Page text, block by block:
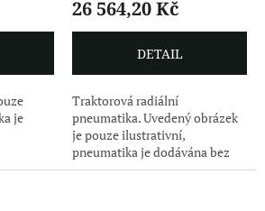
je
26 564,20 Kč
DETAIL
Traktorová radiální
pneumatika. Uvedený obrázek
je pouze ilustrativní,
pneumatika je dodávána bez
disku.